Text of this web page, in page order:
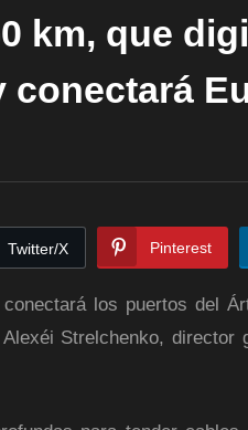
km, que
conectará
Twitter/X Pinterest
los puertos del
Strelchenko,